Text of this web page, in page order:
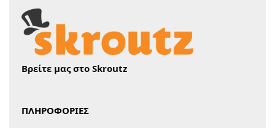
Βρείτε μας στο Skroutz
ΠΛΗΡΟΦΟΡΙΕΣ